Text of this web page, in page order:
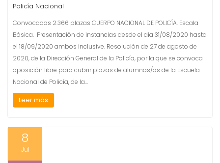
Policía Nacional
Convocadas 2.366 plazas CUERPO NACIONAL DE POLICÍA. Escala
Básica. Presentación de instancias desde el día 31/08/2020 hasta
el 18/09/2020 ambos inclusive. Resolución de 27 de agosto de
2020, de la Dirección General de la Policía, por la que se convoca
oposición libre para cubrir plazas de alumnos/as de la Escuela
Nacional de Policía, de la…
Leer más
8
Jul